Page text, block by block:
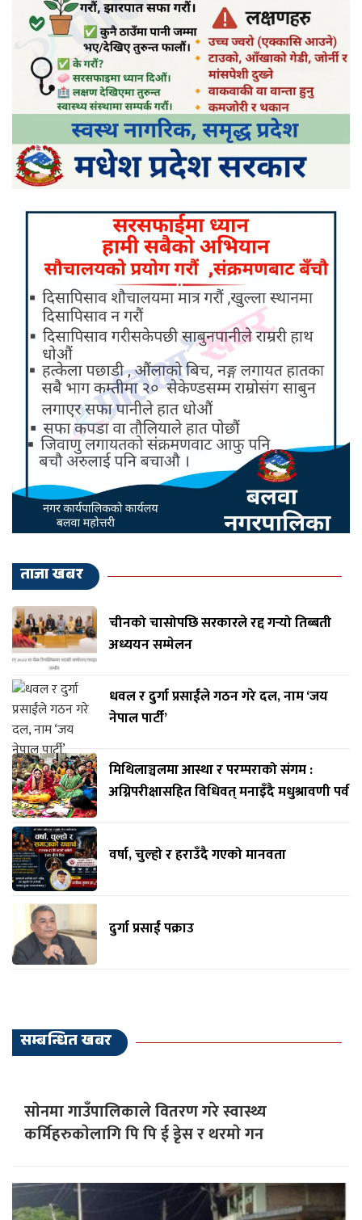
ताजा खबर
चीनको चासोपछि सरकारले रद्द गर्‍यो तिब्बती
अध्ययन सम्मेलन
धवल र दुर्गा प्रसाईंले गठन गरे दल, नाम ‘जय
नेपाल पार्टी’
मिथिलाञ्चलमा आस्था र परम्पराको संगम :
अग्निपरीक्षासहित विधिवत् मनाइँदै मधुश्रावणी पर्व
वर्षा, चुल्हो र हराउँदै गएको मानवता
दुर्गा प्रसाईं पक्राउ
सम्बन्धित खबर
साेनमा गाउँपालिकाले वितरण गरे स्वास्थ्य
कर्मिहरुकाेलागि पि पि ई डृेस र थरमाे गन